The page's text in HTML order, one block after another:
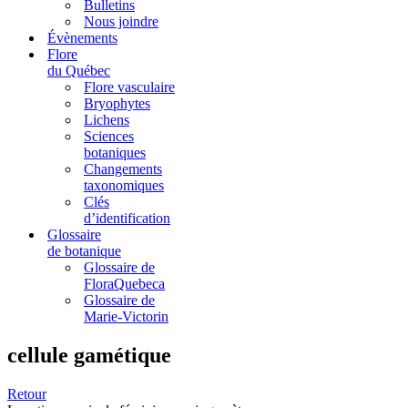
Bulletins
Nous joindre
Évènements
Flore
du Québec
Flore vasculaire
Bryophytes
Lichens
Sciences
botaniques
Changements
taxonomiques
Clés
d’identification
Glossaire
de botanique
Glossaire de
FloraQuebeca
Glossaire de
Marie-Victorin
cellule gamétique
Retour